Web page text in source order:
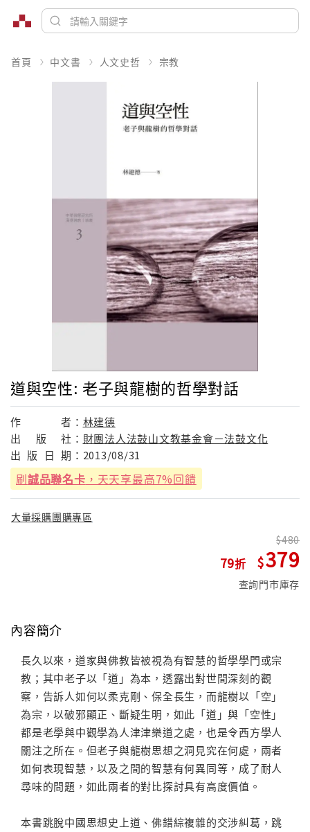
首頁 中文書 人文史哲 宗教
道與空性: 老子與龍樹的哲學對話
作 者： 林建德
出
版 社： 財團法人法鼓山文教基金會－法鼓文化
出 版 日 期： 2013/08/31
刷誠品聯名卡 ，天天享最高7%回饋
大量採購團購專區
79
480
379
查詢門市庫存
內容簡介
長久以來，道家與佛教皆被視為有智慧的哲學學門或宗
教；其中老子以「道」為本，透露出對世間深刻的觀
察，告訴人如何以柔克剛、保全長生，而龍樹以「空」
為宗，以破邪顯正、斷疑生明，如此「道」與「空性」
都是老學與中觀學為人津津樂道之處，也是令西方學人
關注之所在。但老子與龍樹思想之洞見究在何處，兩者
如何表現智慧，以及之間的智慧有何異同等，成了耐人
尋味的問題，如此兩者的對比探討具有高度價值。
本書跳脫中國思想史上道、佛錯綜複雜的交涉糾葛，跳